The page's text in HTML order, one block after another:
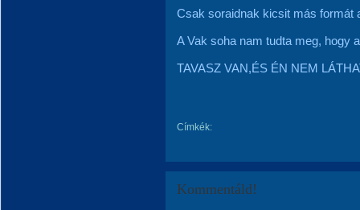
Csak soraidnak kicsit más formát
A Vak soha nam tudta meg, hogy
TAVASZ VAN,ÉS ÉN NEM
Címkék:
Kommentáld!